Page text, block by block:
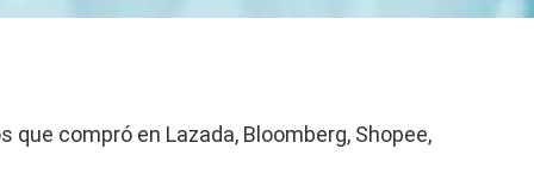
compró en Lazada, Bloomberg, Shopee,